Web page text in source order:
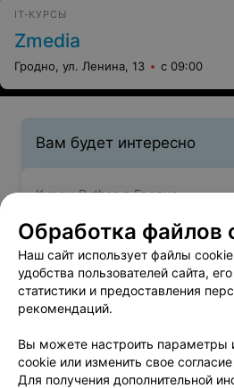
IT-КУРСЫ
Zmedia
Гродно, ул. Ленина, 13 с 09:00
Вам будет интересно
Курсы Python в Гродно
Курсы ASP.NET в Гродно
Курсы Javascript в Гродно
Обработка файлов
Наш сайт использует файлы
удобства пользователей сайта,
статистики и предоставления
рекомендаций.
Вы можете настроить параметры
cookie или изменить свое
Для получения дополнительной